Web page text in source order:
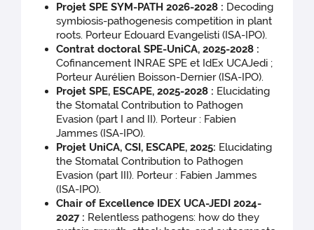
Projet SPE SYM-PATH 2026-2028 : Decoding
symbiosis-pathogenesis competition in plant
roots. Porteur Edouard Evangelisti (ISA-IPO).
Contrat doctoral SPE-UniCA, 2025-2028 :
Cofinancement INRAE SPE et IdEx UCAJedi ;
Porteur Aurélien Boisson-Dernier (ISA-IPO).
Projet SPE, ESCAPE, 2025-2028 : Elucidating
the Stomatal Contribution to Pathogen
Evasion (part I and II). Porteur : Fabien
Jammes (ISA-IPO).
Projet UniCA, CSI, ESCAPE, 2025: Elucidating
the Stomatal Contribution to Pathogen
Evasion (part III). Porteur : Fabien Jammes
(ISA-IPO).
Chair of Excellence IDEX UCA-JEDI 2024-
2027 : Relentless pathogens: how do they